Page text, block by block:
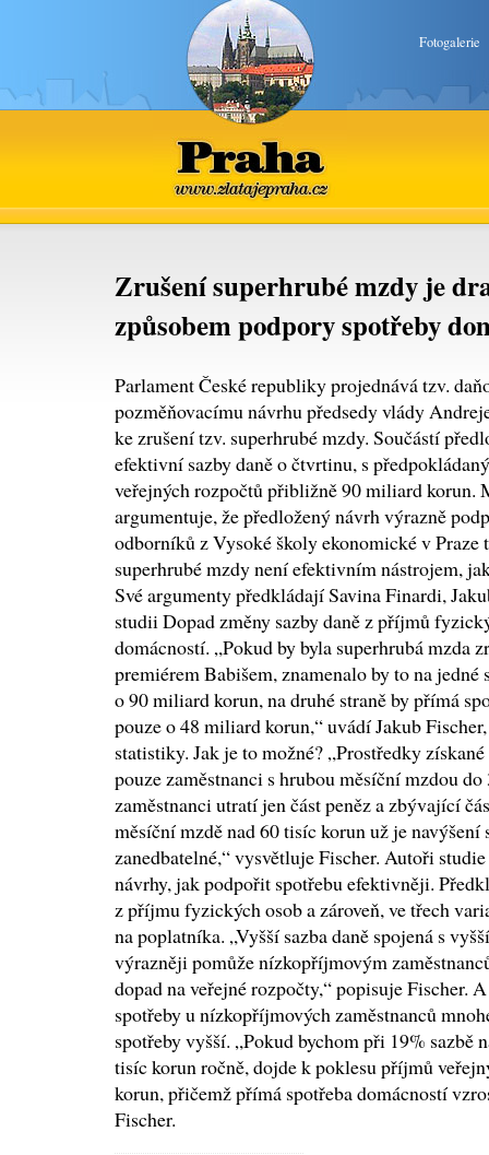
Fotogalerie
Praha
www.zlatajepraha.cz
Zrušení superhrubé mzdy je
způsobem podpory spotřeby
Parlament České republiky projednává tzv.
pozměňovacímu návrhu předsedy vlády
ke zrušení tzv. superhrubé mzdy. Součástí
efektivní sazby daně o čtvrtinu, s
veřejných rozpočtů přibližně 90 miliard korun.
argumentuje, že předložený návrh výrazně
odborníků z Vysoké školy ekonomické v Praze
superhrubé mzdy není efektivním nástrojem,
Své argumenty předkládají Savina Finardi,
studii Dopad změny sazby daně z příjmů
domácností. „Pokud by byla superhrubá mzda
premiérem Babišem, znamenalo by to na
o 90 miliard korun, na druhé straně by přímá
pouze o 48 miliard korun,“ uvádí Jakub
statistiky. Jak je to možné? „Prostředky
pouze zaměstnanci s hrubou měsíční mzdou
zaměstnanci utratí jen část peněz a zbývající
měsíční mzdě nad 60 tisíc korun už je
zanedbatelné,“ vysvětluje Fischer. Autoři
návrhy, jak podpořit spotřebu efektivněji.
z příjmu fyzických osob a zároveň, ve třech
na poplatníka. „Vyšší sazba daně spojená s
výrazněji pomůže nízkopříjmovým
dopad na veřejné rozpočty,“ popisuje Fischer.
spotřeby u nízkopříjmových zaměstnanců
spotřeby vyšší. „Pokud bychom při 19% sazbě
tisíc korun ročně, dojde k poklesu příjmů
korun, přičemž přímá spotřeba domácností
Fischer.